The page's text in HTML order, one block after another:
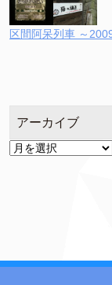
区間阿呆列車 ～
アーカイブ
ア